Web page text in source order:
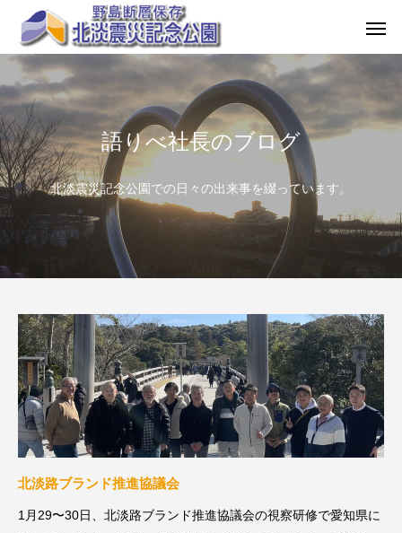
語りべ社長のブログ
北淡震災記念公園での日々の出来事を綴っています。
北淡路ブランド推進協議会
1月29〜30日、北淡路ブランド推進協議会の視察研修で愛知県に